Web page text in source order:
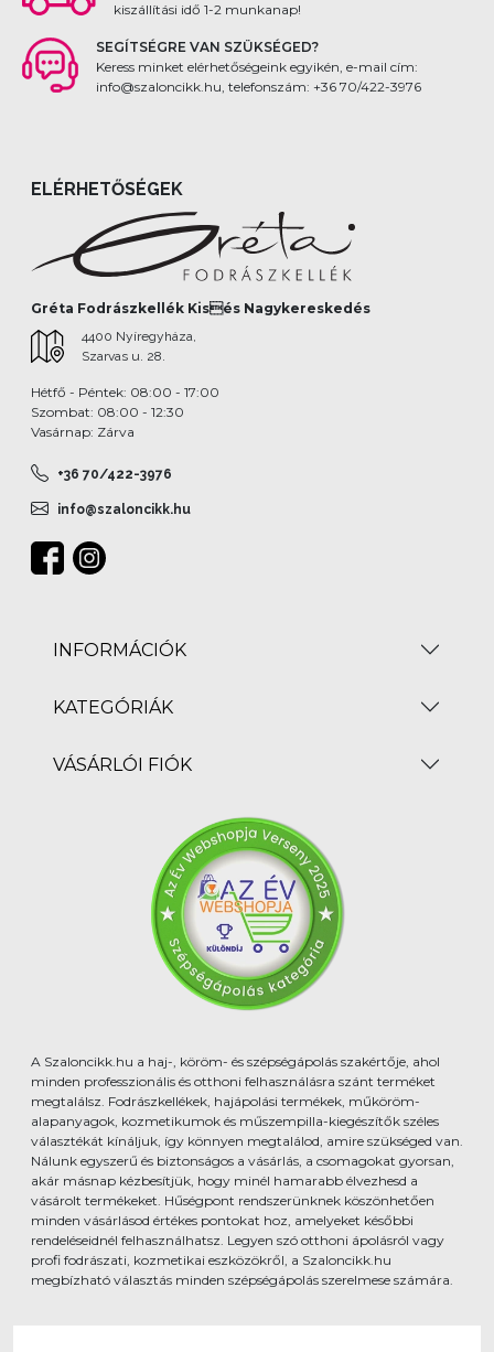
kiszállítási idő 1-2 munkanap!
SEGÍTSÉGRE VAN SZÜKSÉGED?
Keress minket elérhetőségeink egyikén, e-mail cím:
info@szaloncikk.hu, telefonszám: +36 70/422-3976
ELÉRHETŐSÉGEK
Gréta Fodrászkellék Kisés Nagykereskedés
4400 Nyíregyháza,
Szarvas u. 28.
Hétfő - Péntek: 08:00 - 17:00
Szombat: 08:00 - 12:30
Vasárnap: Zárva
+36 70/422-3976
info@szaloncikk.hu
INFORMÁCIÓK
KATEGÓRIÁK
VÁSÁRLÓI FIÓK
A Szaloncikk.hu a haj-, köröm- és szépségápolás szakértője, ahol
minden professzionális és otthoni felhasználásra szánt terméket
megtalálsz. Fodrászkellékek, hajápolási termékek, műköröm-
alapanyagok, kozmetikumok és műszempilla-kiegészítők széles
választékát kínáljuk, így könnyen megtalálod, amire szükséged van.
Nálunk egyszerű és biztonságos a vásárlás, a csomagokat gyorsan,
akár másnap kézbesítjük, hogy minél hamarabb élvezhesd a
vásárolt termékeket. Hűségpont rendszerünknek köszönhetően
minden vásárlásod értékes pontokat hoz, amelyeket későbbi
rendeléseidnél felhasználhatsz. Legyen szó otthoni ápolásról vagy
profi fodrászati, kozmetikai eszközökről, a Szaloncikk.hu
megbízható választás minden szépségápolás szerelmese számára.